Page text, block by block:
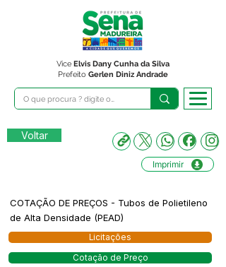
Prefeito Gerlen Diniz Andrade
Vice Elvis Dany Cunha da Silva
Voltar
Imprimir
COTAÇÃO DE PREÇOS - Tubos de Polietileno
de Alta Densidade (PEAD)
Licitações
Cotação de Preço